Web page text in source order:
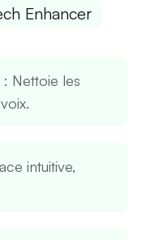
Enhancer
: Nettoie les
intuitive,